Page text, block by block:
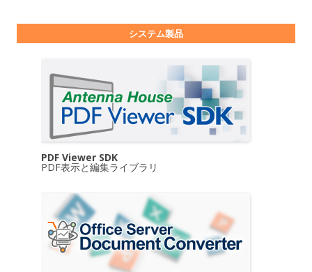
システム製品
PDF Viewer SDK
PDF表示と編集ライブラリ